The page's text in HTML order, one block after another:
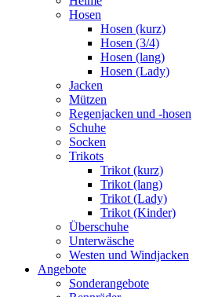
Hosen
Hosen (kurz)
Hosen (3/4)
Hosen (lang)
Hosen (Lady)
Jacken
Mützen
Regenjacken und -hosen
Schuhe
Socken
Trikots
Trikot (kurz)
Trikot (lang)
Trikot (Lady)
Trikot (Kinder)
Überschuhe
Unterwäsche
Westen und Windjacken
Angebote
Sonderangebote